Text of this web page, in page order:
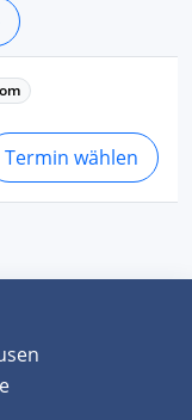
Termin wählen